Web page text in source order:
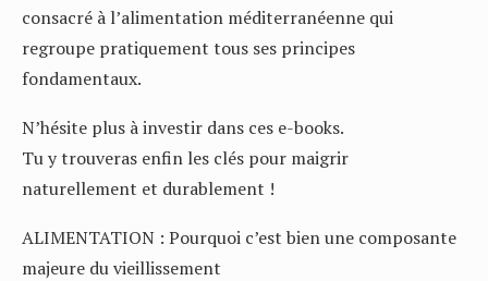
consacré à l’alimentation méditerranéenne qui
regroupe pratiquement tous ses principes
fondamentaux.
N’hésite plus à investir dans ces e-books.
Tu y trouveras enfin les clés pour maigrir
naturellement et durablement !
ALIMENTATION : Pourquoi c’est bien une composante
majeure du vieillissement